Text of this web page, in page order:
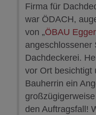
Firma für
war ÖDACH,
von „ÖBAU Egger
angeschlossener
Dachdeckerei.
vor Ort besichtigt
Bauherrin ein
den Auftragsfall!